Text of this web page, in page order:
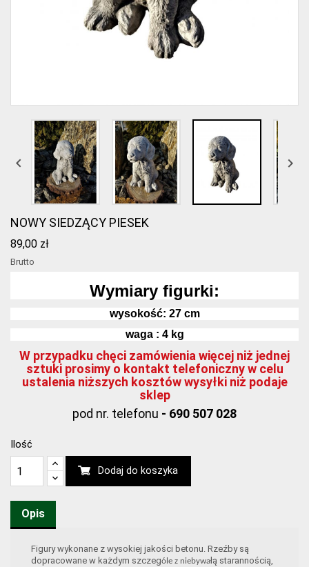
 
NOWY SIEDZĄCY PIESEK
89,00 zł
Brutto
Wymiary figurki:
wysokość: 27 cm
waga : 4 kg
W przypadku chęci zamówienia więcej niż jednej
sztuki prosimy o kontakt telefoniczny w celu
ustalenia niższych kosztów wysyłki niż podaje
sklep
pod nr. telefonu - 690 507 028
Ilość
Dodaj do koszyka
Opis
Figury wykonane z wysokiej jakości betonu. Rzeźby są
dopracowane w każdym szczególe z niebywałą starannością,